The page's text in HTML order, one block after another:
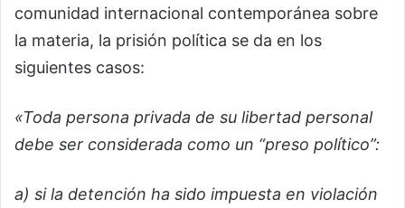
comunidad internacional contemporánea sobre
la materia, la prisión política se da en los
siguientes casos:
«Toda persona privada de su libertad personal
debe ser considerada como un “preso político”:
a) si la detención ha sido impuesta en violación